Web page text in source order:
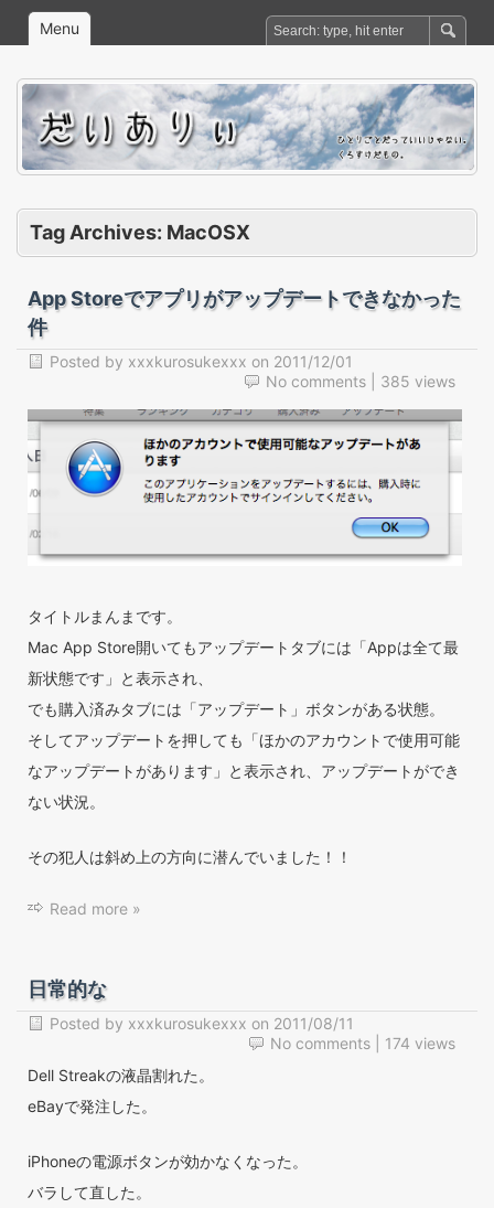
Menu
Tag Archives: MacOSX
App Storeでアプリがアップデートできなかった
件
Posted by xxxkurosukexxx on 2011/12/01
No comments | 385 views
タイトルまんまです。
Mac App Store開いてもアップデートタブには「Appは全て最
新状態です」と表示され、
でも購入済みタブには「アップデート」ボタンがある状態。
そしてアップデートを押しても「ほかのアカウントで使用可能
なアップデートがあります」と表示され、アップデートができ
ない状況。
その犯人は斜め上の方向に潜んでいました！！
Read more »
日常的な
Posted by xxxkurosukexxx on 2011/08/11
No comments | 174 views
Dell Streakの液晶割れた。
eBayで発注した。
iPhoneの電源ボタンが効かなくなった。
バラして直した。